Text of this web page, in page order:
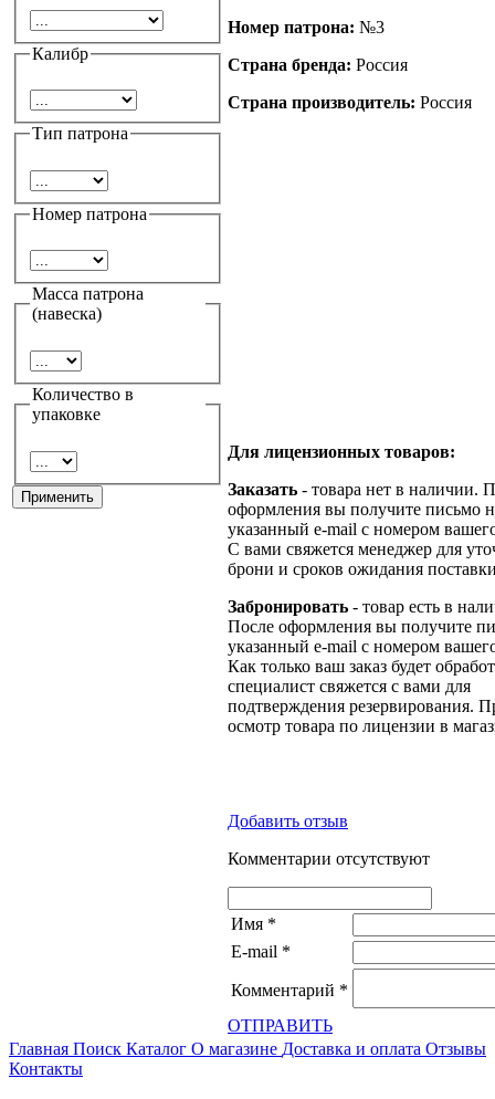
Калибр
Тип патрона
Номер патрона
Масса патрона
(навеска)
Количество в
упаковке
Номер патрона: №3
Страна бренда: Россия
Страна производитель: Россия
Для лицензионных товаров:
Заказать - товара нет в наличии.
оформления вы получите письмо
указанный e-mail с номером
С вами свяжется менеджер для
брони и сроков ожидания
Забронировать - товар есть в
После оформления вы получите
указанный e-mail с номером
Как только ваш заказ будет
специалист свяжется с вами для
подтверждения резервирования.
осмотр товара по лицензии в
Добавить отзыв
Комментарии отсутствуют
Имя *
E-mail *
Комментарий *
ОТПРАВИТЬ
Главная Поиск Каталог О магазине Доставка и оплата Отзывы
Контакты